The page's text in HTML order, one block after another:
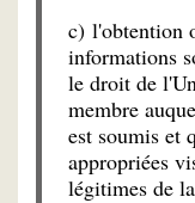
c) l'obtention
informations
le droit de
membre
est soumis et
appropriées
légitimes de